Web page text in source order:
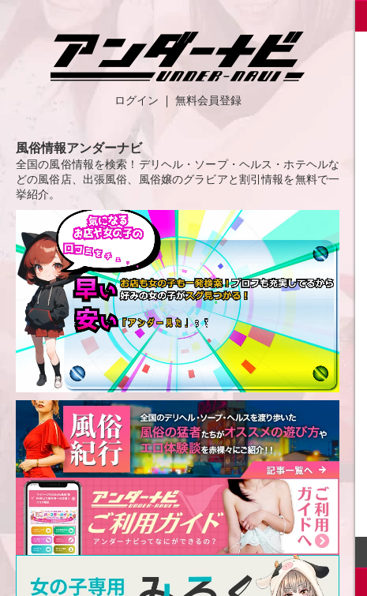
ログイン 無料会員登録
風俗情報アンダーナビ
全国の風俗情報を検索！デリヘル・ソープ・ヘルス・ホテヘルな
どの風俗店、出張風俗、風俗嬢のグラビアと割引情報を無料で一
挙紹介。